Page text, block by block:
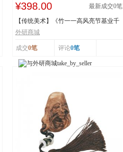
¥398.00 最新成交0笔
【传统美术】《竹一一高风亮节基业千
秋》 福禄亿家...
外研商城
成交0笔 评论0笔